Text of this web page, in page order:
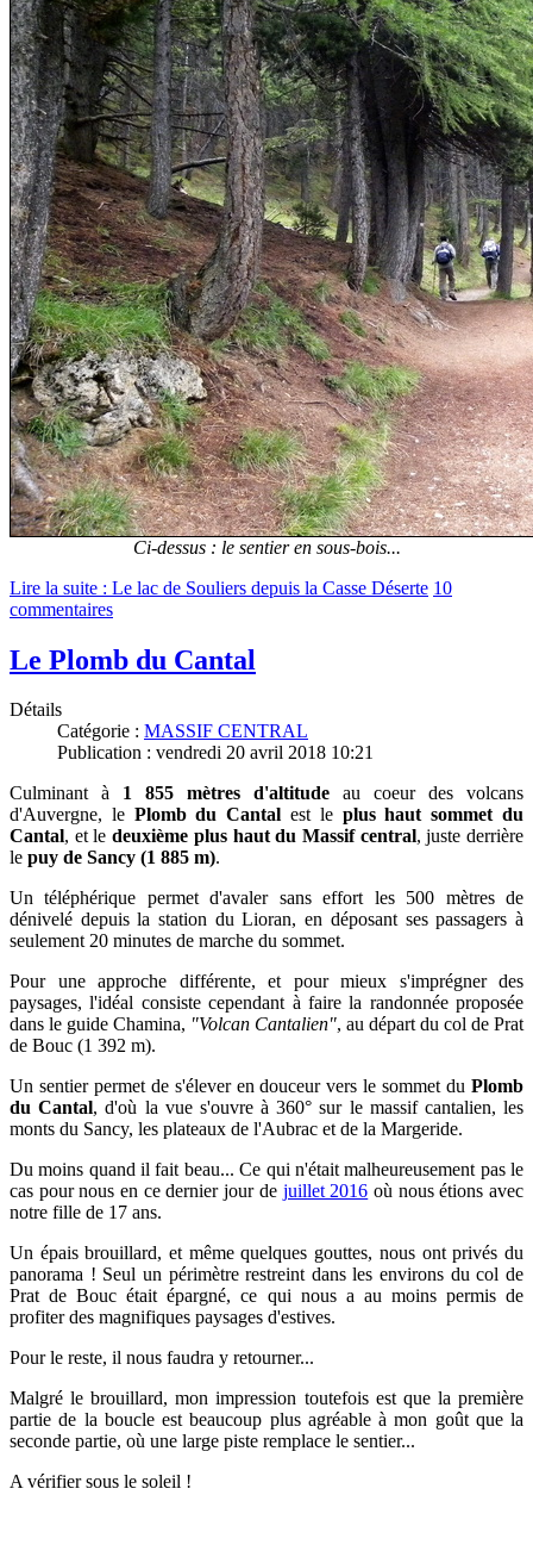
Ci-dessus : le sentier en sous-bois...
Lire la suite : Le lac de Souliers depuis la Casse Déserte 10
commentaires
Le Plomb du Cantal
Détails
Catégorie : MASSIF CENTRAL
Publication : vendredi 20 avril 2018 10:21
Culminant à 1 855 mètres d'altitude au coeur des volcans
d'Auvergne, le Plomb du Cantal est le plus haut sommet du
Cantal, et ledeuxième plus haut du Massif central, juste derrière
le puy de Sancy (1 885 m).
Un téléphérique permet d'avaler sans effort les 500 mètres de
dénivelé depuis la station du Lioran, en déposant ses passagers à
seulement 20 minutes de marche du sommet.
Pour une approche différente, et pour mieux s'imprégner des
paysages, l'idéal consiste cependant à faire la randonnée proposée
dans le guide Chamina, "Volcan Cantalien", au départ du col de Prat
de Bouc (1 392 m).
Un sentier permet de s'élever en douceur vers le sommet du Plomb
du Cantal, d'où la vue s'ouvre à 360° sur le massif cantalien, les
monts du Sancy, les plateaux de l'Aubrac et de la Margeride.
Du moins quand il fait beau...Ce qui n'était malheureusement pas le
cas pour nous en ce dernier jour de juillet 2016 où nous étions avec
notre fille de 17 ans.
Un épais brouillard, et même quelques gouttes, nous ont privés du
panorama ! Seul un périmètre restreint dans les environs du col de
Prat de Bouc était épargné, ce qui nous a au moins permis de
profiter des magnifiques paysages d'estives.
Pour le reste, il nous faudra y retourner...
Malgré le brouillard, mon impression toutefois est que la première
partie de la boucle est beaucoup plus agréable à mon goût que la
seconde partie, où une large piste remplace le sentier...
A vérifier sous le soleil !